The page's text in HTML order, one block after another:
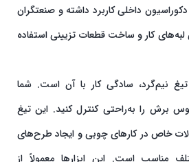
داخلی کاربرد داشته و صنعتگران
کار و ساخت قطعات تزیینی استفاده
نیم‌گرد، سادگی کار با آن است. شما
برش را به‌راحتی کنترل کنید. این تیغ
خاص در کارهای چوبی و ایجاد طرح‌های
است. این ابزارها معمولاً از